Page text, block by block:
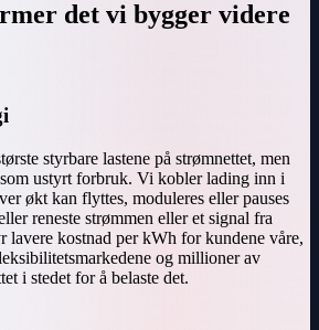
det vi bygger videre
styrbare lastene på strømnettet, men
ustyrt forbruk. Vi kobler lading inn i
økt kan flyttes, moduleres eller pauses
reneste strømmen eller et signal fra
lavere kostnad per kWh for kundene våre,
og millioner av
i stedet for å belaste det.